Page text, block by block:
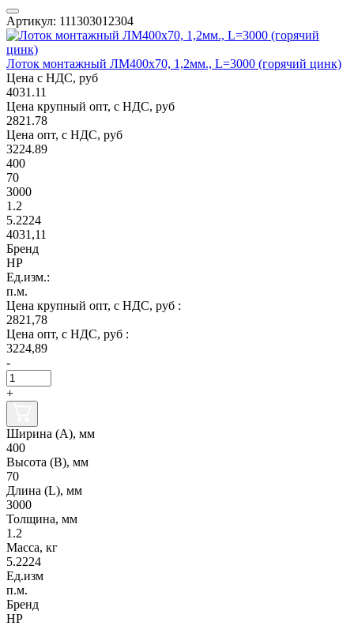
Артикул: 111303012304
Лоток монтажный ЛМ400х70, 1,2мм., L=3000 (горячий цинк)
Цена с НДС, руб
4031.11
Цена крупный опт, с НДС, руб
2821.78
Цена опт, с НДС, руб
3224.89
400
70
3000
1.2
5.2224
4031,11
Бренд
НР
Ед.изм.:
п.м.
Цена крупный опт, с НДС, руб :
2821,78
Цена опт, с НДС, руб :
3224,89
-
+
Ширина (А), мм
400
Высота (В), мм
70
Длина (L), мм
3000
Толщина, мм
1.2
Масса, кг
5.2224
Ед.изм
п.м.
Бренд
НР